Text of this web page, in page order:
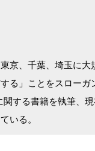
京、千葉、埼玉に大
る」ことをスローガ
関する書籍を執筆、
いる。